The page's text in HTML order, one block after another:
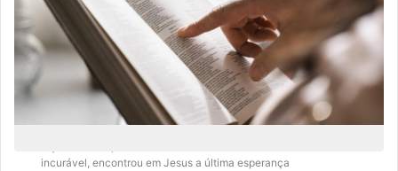
incurável, encontrou em Jesus a última esperança